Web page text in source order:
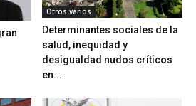
Otros varios
Determinantes sociales de la
salud, inequidad y
desigualdad nudos críticos
en...